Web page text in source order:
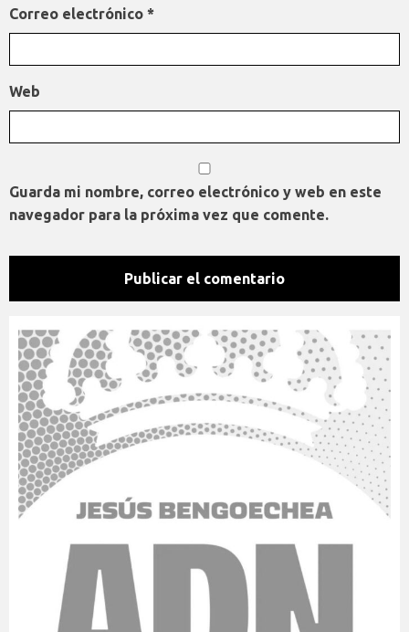
Correo electrónico *
Web
Guarda mi nombre, correo electrónico y web en este
navegador para la próxima vez que comente.